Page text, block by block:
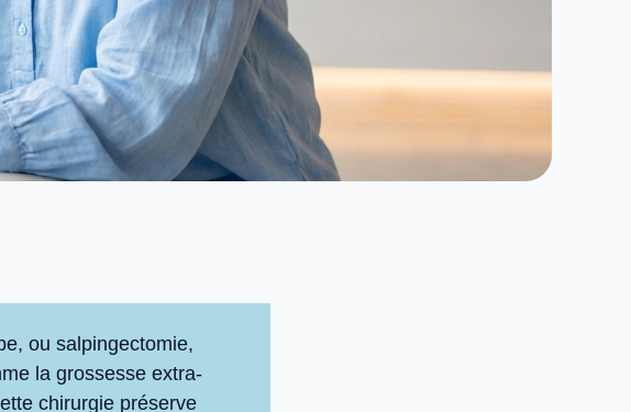
ou salpingectomie,
la grossesse extra-
chirurgie préserve